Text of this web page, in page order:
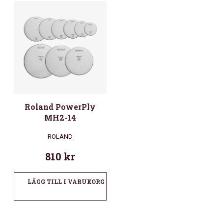
Roland PowerPly
MH2-14
ROLAND
810 kr
LÄGG TILL I VARUKORG